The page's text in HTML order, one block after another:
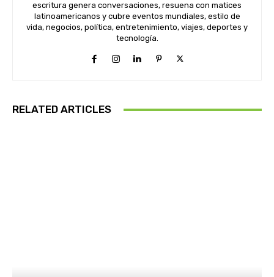
escritura genera conversaciones, resuena con matices
latinoamericanos y cubre eventos mundiales, estilo de
vida, negocios, política, entretenimiento, viajes, deportes y
tecnología.
RELATED ARTICLES